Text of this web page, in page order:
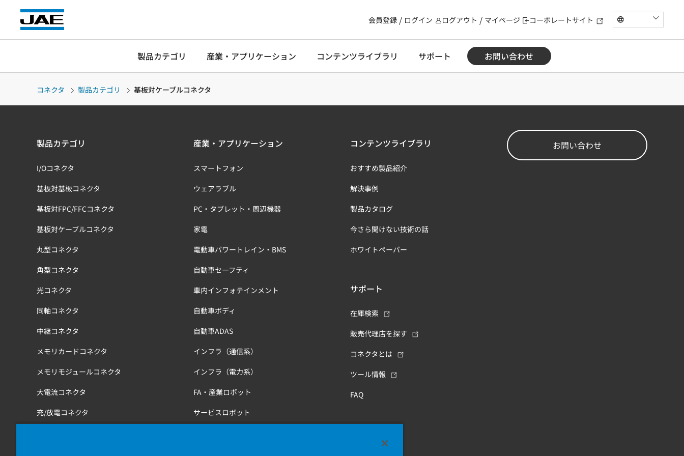
会員登録 ログイン ログアウト マイページ コーポレートサイト
製品カテゴリ 産業・アプリケーション コンテンツライブラリ サポート お問い合わせ
コネクタ 製品カテゴリ 基板対ケーブルコネクタ
製品カテゴリ
I/Oコネクタ
基板対基板コネクタ
基板対FPC/FFCコネクタ
基板対ケーブルコネクタ
丸型コネクタ
角型コネクタ
光コネクタ
同軸コネクタ
中継コネクタ
メモリカードコネクタ
メモリモジュールコネクタ
大電流コネクタ
充/放電コネクタ
産業・アプリケーション
スマートフォン
ウェアラブル
PC・タブレット・周辺機器
家電
電動車パワートレイン・BMS
自動車セーフティ
車内インフォテインメント
自動車ボディ
自動車ADAS
インフラ（通信系）
インフラ（電力系）
FA・産業ロボット
サービスロボット
コンテンツライブラリ
おすすめ製品紹介
解決事例
製品カタログ
今さら聞けない技術の話
ホワイトペーパー
サポート
在庫検索
販売代理店を探す
コネクタとは
ツール情報
FAQ
お問い合わせ